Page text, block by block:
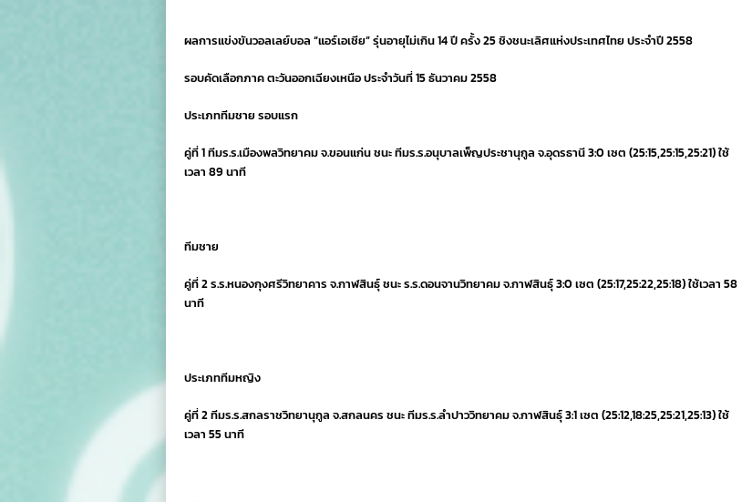
ผลการแข่งขันวอลเลย์บอล “แอร์เอเชีย” รุ่นอายุไม่เกิน 14 ปี ครั้ง 25 ชิงชนะเลิศแห่งประเทศไทย ประจำปี 2558
รอบคัดเลือกภาค ตะวันออกเฉียงเหนือ ประจำวันที่ 15 ธันวาคม 2558
ประเภททีมชาย รอบแรก
คู่ที่ 1 ทีมร.ร.เมืองพลวิทยาคม จ.ขอนแก่น ชนะ ทีมร.ร.อนุบาลเพ็ญประชานุกูล จ.อุดรธานี 3:0 เซต (25:15,25:15,25:21) ใช้
เวลา 89 นาที
ทีมชาย
คู่ที่ 2 ร.ร.หนองกุงศรีวิทยาคาร จ.กาฬสินธุ์ ชนะ ร.ร.ดอนจานวิทยาคม จ.กาฬสินธุ์ 3:0 เซต (25:17,25:22,25:18) ใช้เวลา 58
นาที
ประเภททีมหญิง
คู่ที่ 2 ทีมร.ร.สกลราชวิทยานุกูล จ.สกลนคร ชนะ ทีมร.ร.ลำปาววิทยาคม จ.กาฬสินธุ์ 3:1 เซต (25:12,18:25,25:21,25:13) ใช้
เวลา 55 นาที